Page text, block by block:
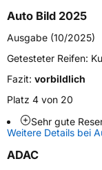
FahrzeugtypPKW
Verwendung
ModellnameEcsta
FahrzeugartPKW &
Weitere
Schlauchtyp
Auto Bild 2025
Ausgabe (10/2025)
Getesteter Reifen:
Fazit: vorbildlich
Platz 4 von 20
Sehr gute
Weitere Details bei
ADAC